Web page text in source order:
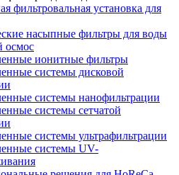
фильтровальная установка для
насыпные фильтры для воды
осмос
ионитные фильтры
системы дисковой
системы нанофильтрации
системы сетчатой
системы ультрафильтрации
системы UV-